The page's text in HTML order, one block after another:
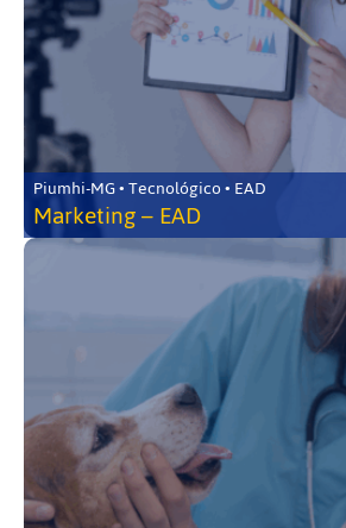
Piumhi-MG • Tecnológico • EAD
Marketing – EAD